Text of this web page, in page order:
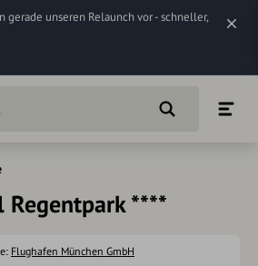
gerade unseren Relaunch vor - schneller,
****
Flughafen München GmbH